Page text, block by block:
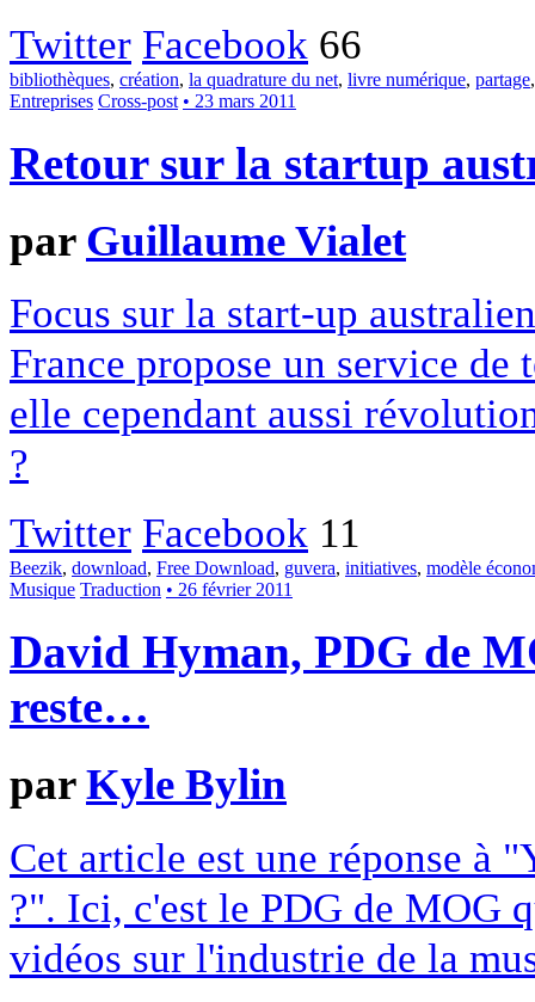
Twitter Facebook 66
bibliothèques, création, la quadrature du net, livre numérique, partage
Entreprises Cross-post • 23 mars 2011
Retour sur la startup
par Guillaume Vialet
Focus sur la start-up
France propose un service
elle cependant aussi
?
Twitter Facebook 11
Beezik, download, Free Download, guvera, initiatives, modèle
Musique Traduction • 26 février 2011
David Hyman, PDG de
reste…
parKyle Bylin
Cet article est une réponse à
?". Ici, c'est le PDG de MOG
vidéos sur l'industrie de la